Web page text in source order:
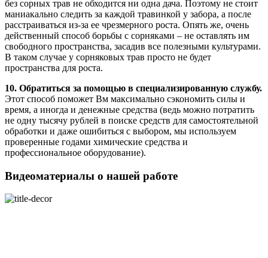
без сорных трав не обходится ни одна дача. Поэтому не стоит
маниакально следить за каждой травинкой у забора, а после
расстраиваться из-за ее чрезмерного роста. Опять же, очень
действенный способ борьбы с сорняками – не оставлять им
свободного пространства, засадив все полезными культурами.
В таком случае у сорняковых трав просто не будет
пространства для роста.
10. Обратиться за помощью в специализированную службу.
Этот способ поможет Вм максимально сэкономить силы и
время, а иногда и денежные средства (ведь можно потратить
не одну тысячу рублей в поиске средств для самостоятельной
обработки и даже ошибиться с выбором, мы используем
проверенные годами химические средства и
профессиональное оборудование).
Видеоматериалы о нашей работе